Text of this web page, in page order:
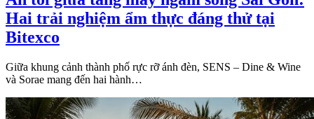
Hai trải nghiệm ẩm thực đáng thử tại
Bitexco
Giữa khung cảnh thành phố rực rỡ ánh đèn, SENS – Dine & Wine
và Sorae mang đến hai hành…